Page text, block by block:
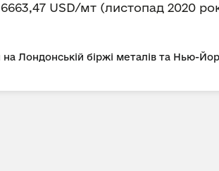
USD/мт (листопад 2020
Лондонській біржі металів та Нью-